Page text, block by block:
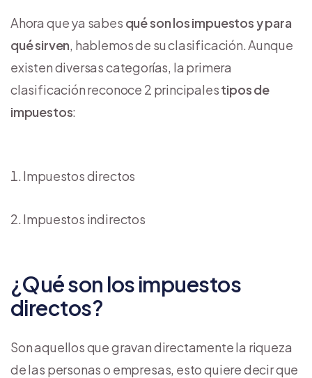
Ahora que ya sabes qué son los impuestos y para
qué sirven, hablemos de su clasificación. Aunque
existen diversas categorías, la primera
clasificación reconoce 2 principalestipos de
impuestos:
Impuestos directos
Impuestos indirectos
¿Qué son los impuestos
directos?
Son aquellos que gravan directamente la riqueza
de las personas o empresas, esto quiere decir que